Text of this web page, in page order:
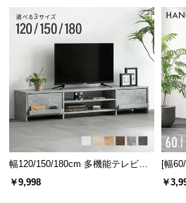
幅120/150/180cm 多機能テレビボ
ード 木目/石目調 オープン収納・
引き出し収納付き
￥9,998
[幅
スチ
ック
￥